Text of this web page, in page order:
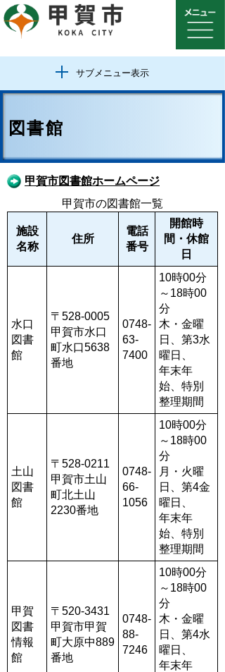
サブメニュー表示
図書館
甲賀市図書館ホームページ
甲賀市の図書館一覧
施設
名称
住所
電話
番号
開館時
間・休館
日
水口
図書
館
〒528-0005
甲賀市水口
町水口5638
番地
0748-
63-
7400
10時00分
～18時00
分
木・金曜
日、第3水
曜日、
年末年
始、特別
整理期間
土山
図書
館
〒528-0211
甲賀市土山
町北土山
2230番地
0748-
66-
1056
10時00分
～18時00
分
月・火曜
日、第4金
曜日、
年末年
始、特別
整理期間
甲賀
図書
情報
館
〒520-3431
甲賀市甲賀
町大原中889
番地
0748-
88-
7246
10時00分
～18時00
分
木・金曜
日、第4水
曜日、
年末年